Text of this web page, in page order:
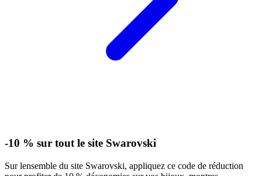
-10 % sur tout le site Swarovski
Sur lensemble du site Swarovski, appliquez ce code de réduction